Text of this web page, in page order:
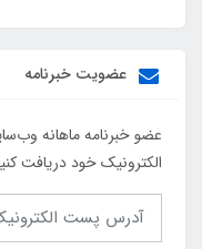
عضویت خبرنامه
عضو خبرنامه ماهانه
الکترونیک خود دریافت